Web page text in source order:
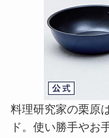
料理研究家の栗原
ド。使い勝手やお